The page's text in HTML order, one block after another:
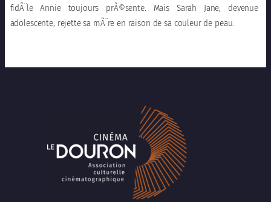
fidÃ¨le Annie toujours prÃ©sente. Mais Sarah Jane, devenue
adolescente, rejette sa mÃ¨re en raison de sa couleur de peau.